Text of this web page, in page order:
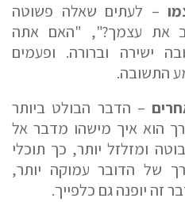
– לעתים שאלה פשוטה
את עצמך?", "האם אתה
ישירה וברורה. ופעמים
התשובה.
– הדבר הבולט ביותר
הוא איך מישהו מדבר אל
ומזלזל יותר, כך תוכלי
של הדובר עמוקה יותר,
זה יופנה גם כלפייך.